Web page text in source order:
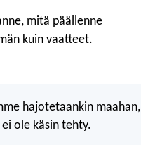
mitä päällenne
kuin vaatteet.
hajotetaankin maahan,
ole käsin tehty.